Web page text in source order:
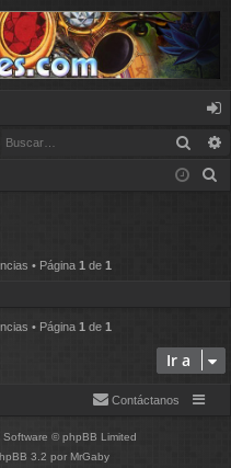
de
nt
• Página 1 de 1
• Página 1 de 1
Ir a
Contáctanos
Software © phpBB Limited
3.2 por MrGaby